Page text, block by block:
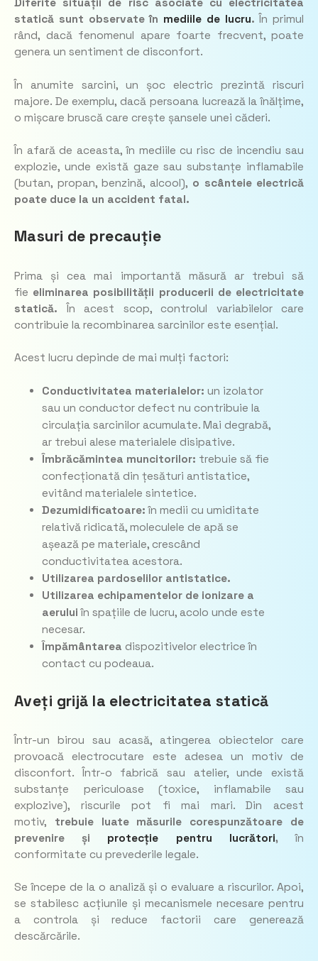
Diferite situații de risc asociate cu electricitatea
statică sunt observate în mediile de lucru. În primul
rând, dacă fenomenul apare foarte frecvent, poate
genera un sentiment de disconfort.
În anumite sarcini, un șoc electric prezintă riscuri
majore. De exemplu, dacă persoana lucrează la înălțime,
o mișcare bruscă care crește șansele unei căderi.
În afară de aceasta, în mediile cu risc de incendiu sau
explozie, unde există gaze sau substanțe inflamabile
(butan, propan, benzină, alcool), o scânteie electrică
poate duce la un accident fatal.
Masuri de precauție
Prima și cea mai importantă măsură ar trebui să
fie eliminarea posibilității producerii de electricitate
statică. În acest scop, controlul variabilelor care
contribuie la recombinarea sarcinilor este esențial.
Acest lucru depinde de mai mulți factori:
Conductivitatea materialelor: un izolator
sau un conductor defect nu contribuie la
circulația sarcinilor acumulate. Mai degrabă,
ar trebui alese materialele disipative.
Îmbrăcămintea muncitorilor: trebuie să fie
confecționată din țesături antistatice,
evitând materialele sintetice.
Dezumidificatoare: în medii cu umiditate
relativă ridicată, moleculele de apă se
așează pe materiale, crescând
conductivitatea acestora.
Utilizarea pardoselilor antistatice.
Utilizarea echipamentelor de ionizare a
aerului în spațiile de lucru, acolo unde este
necesar.
Împământarea dispozitivelor electrice în
contact cu podeaua.
Aveți grijă la electricitatea statică
Într-un birou sau acasă, atingerea obiectelor care
provoacă electrocutare este adesea un motiv de
disconfort. Într-o fabrică sau atelier, unde există
substanțe periculoase (toxice, inflamabile sau
explozive), riscurile pot fi mai mari. Din acest
motiv, trebuie luate măsurile corespunzătoare de
prevenire și protecție pentru lucrători, în
conformitate cu prevederile legale.
Se începe de la o analiză și o evaluare a riscurilor. Apoi,
se stabilesc acțiunile și mecanismele necesare pentru
a controla și reduce factorii care generează
descărcările.